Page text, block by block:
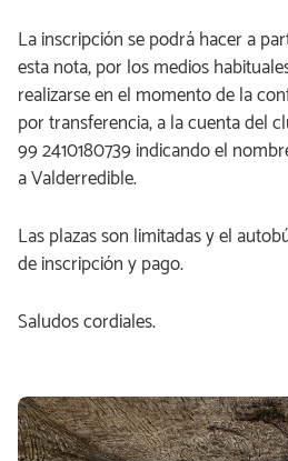
La inscripción se podrá hacer a
esta nota, por los medios
realizarse en el momento de la
por transferencia, a la cuenta del
99 2410180739 indicando el
a Valderredible.
Las plazas son limitadas y el
de inscripción y pago.
Saludos cordiales.